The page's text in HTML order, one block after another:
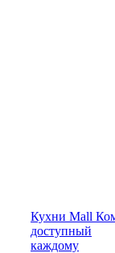
Кухни Mall
доступный
каждому